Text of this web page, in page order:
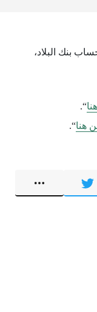
بنك البلاد،
“.
هنا“.